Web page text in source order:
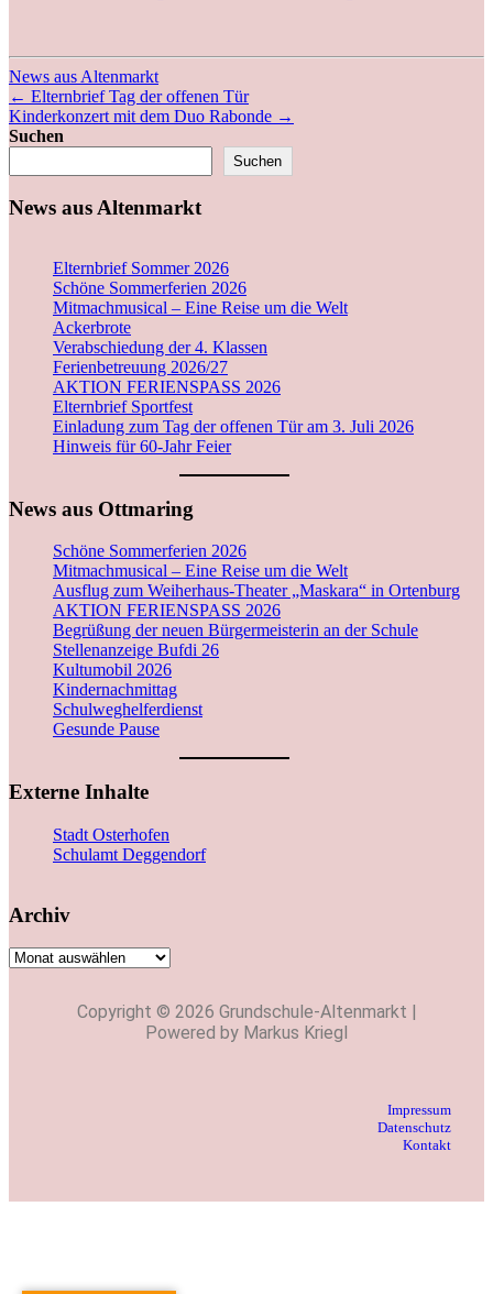
News aus Altenmarkt
← Elternbrief Tag der offenen Tür
Kinderkonzert mit dem Duo Rabonde →
Suchen
Suchen
News aus Altenmarkt
Elternbrief Sommer 2026
Schöne Sommerferien 2026
Mitmachmusical – Eine Reise um die Welt
Ackerbrote
Verabschiedung der 4. Klassen
Ferienbetreuung 2026/27
AKTION FERIENSPASS 2026
Elternbrief Sportfest
Einladung zum Tag der offenen Tür am 3. Juli 2026
Hinweis für 60-Jahr Feier
News aus Ottmaring
Schöne Sommerferien 2026
Mitmachmusical – Eine Reise um die Welt
Ausflug zum Weiherhaus-Theater „Maskara“ in Ortenburg
AKTION FERIENSPASS 2026
Begrüßung der neuen Bürgermeisterin an der Schule
Stellenanzeige Bufdi 26
Kultumobil 2026
Kindernachmittag
Schulweghelferdienst
Gesunde Pause
Externe Inhalte
Stadt Osterhofen
Schulamt Deggendorf
Archiv
Copyright © 2026 Grundschule-Altenmarkt |
Powered by Markus Kriegl
Impressum
Datenschutz
Kontakt